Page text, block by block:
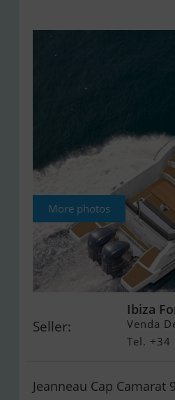
More photos
Seller:
Ibiza
Venda
Tel. +34
Jeanneau Cap Camarat